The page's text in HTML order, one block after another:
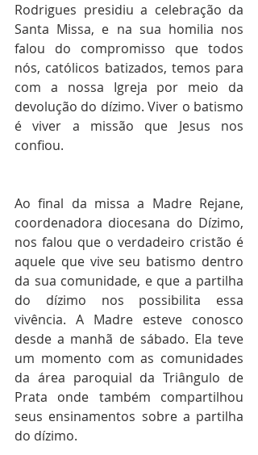
Rodrigues presidiu a celebração da
Santa Missa, e na sua homilia nos
falou do compromisso que todos
nós, católicos batizados, temos para
com a nossa Igreja por meio da
devolução do dízimo. Viver o batismo
é viver a missão que Jesus nos
confiou.
Ao final da missa a Madre Rejane,
coordenadora diocesana do Dízimo,
nos falou que o verdadeiro cristão é
aquele que vive seu batismo dentro
da sua comunidade, e que a partilha
do dízimo nos possibilita essa
vivência. A Madre esteve conosco
desde a manhã de sábado. Ela teve
um momento com as comunidades
da área paroquial da Triângulo de
Prata onde também compartilhou
seus ensinamentos sobre a partilha
do dízimo.